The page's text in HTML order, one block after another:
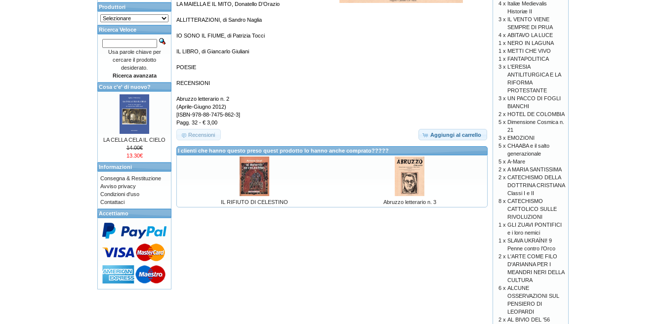
LA MAIELLA E IL MITO, Donatello D’Orazio
ALLITTERAZIONI, di Sandro Naglia
IO SONO IL FIUME, di Patrizia Tocci
IL LIBRO, di Giancarlo Giuliani
POESIE
RECENSIONI
Abruzzo letterario n. 2
(Aprile-Giugno 2012)
[ISBN-978-88-7475-862-3]
Pagg. 32 - € 3,00
Aggiungi al carrello
Recensioni
I clienti che hanno questo preso quest prodotto lo hanno anche comprato?????
IL RIFIUTO DI CELESTINO Abruzzo letterario n. 3
Produttori
Ricerca Veloce
Usa parole chiave per
cercare il prodotto
desiderato.
Ricerca avanzata
Cosa c'e' di nuovo?
LA CELLA CELA IL CIELO
14.00€
13.30€
Informazioni
Consegna & Restituzione
Avviso privacy
Condizioni d'uso
Contattaci
Accettiamo
4 x Italiæ Medievalis
Historiæ II
3 x IL VENTO VIENE
SEMPRE DI PRUA
4 x ABITAVO LA LUCE
1 x NERO IN LAGUNA
1 x METTI CHE VIVO
1 x FANTAPOLITICA
3 x L'ERESIA
ANTILITURGICA E LA
RIFORMA
PROTESTANTE
3 x UN PACCO DI FOGLI
BIANCHI
2 x HOTEL DE COLOMBIA
5 x Dimensione Cosmica n.
21
3 x EMOZIONI
5 x CHAABA e il salto
generazionale
5 x A-Mare
2 x A MARIA SANTISSIMA
2 x CATECHISMO DELLA
DOTTRINA CRISTIANA
Classi I e II
8 x CATECHISMO
CATTOLICO SULLE
RIVOLUZIONI
1 x GLI ZUAVI PONTIFICI
e i loro nemici
1 x SLAVA UKRAÏNI! 9
Penne contro l’Orco
2 x L'ARTE COME FILO
D'ARIANNA PER I
MEANDRI NERI DELLA
CULTURA
6 x ALCUNE
OSSERVAZIONI SUL
PENSIERO DI
LEOPARDI
2 x AL BIVIO DEL '56